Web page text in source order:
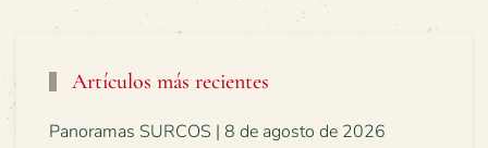
Artículos más recientes
Panoramas SURCOS | 8 de agosto de 2026